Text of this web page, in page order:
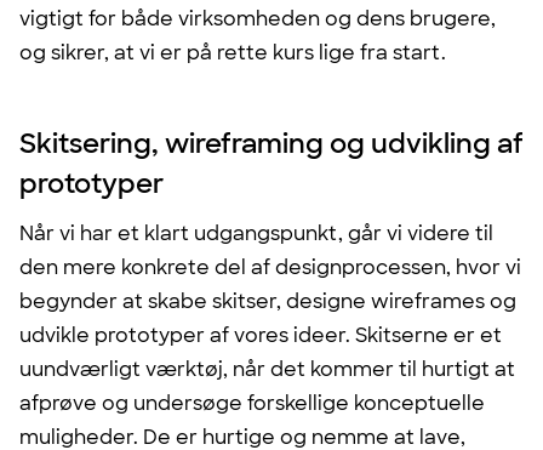
vigtigt for både virksomheden og dens brugere,
og sikrer, at vi er på rette kurs lige fra start.
Skitsering, wireframing og udvikling af
prototyper
Når vi har et klart udgangspunkt, går vi videre til
den mere konkrete del af designprocessen, hvor vi
begynder at skabe skitser, designe wireframes og
udvikle prototyper af vores ideer. Skitserne er et
uundværligt værktøj, når det kommer til hurtigt at
afprøve og undersøge forskellige konceptuelle
muligheder. De er hurtige og nemme at lave,